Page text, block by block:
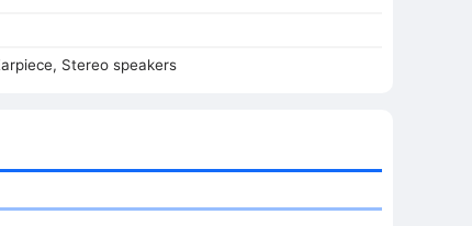
Stereo speakers